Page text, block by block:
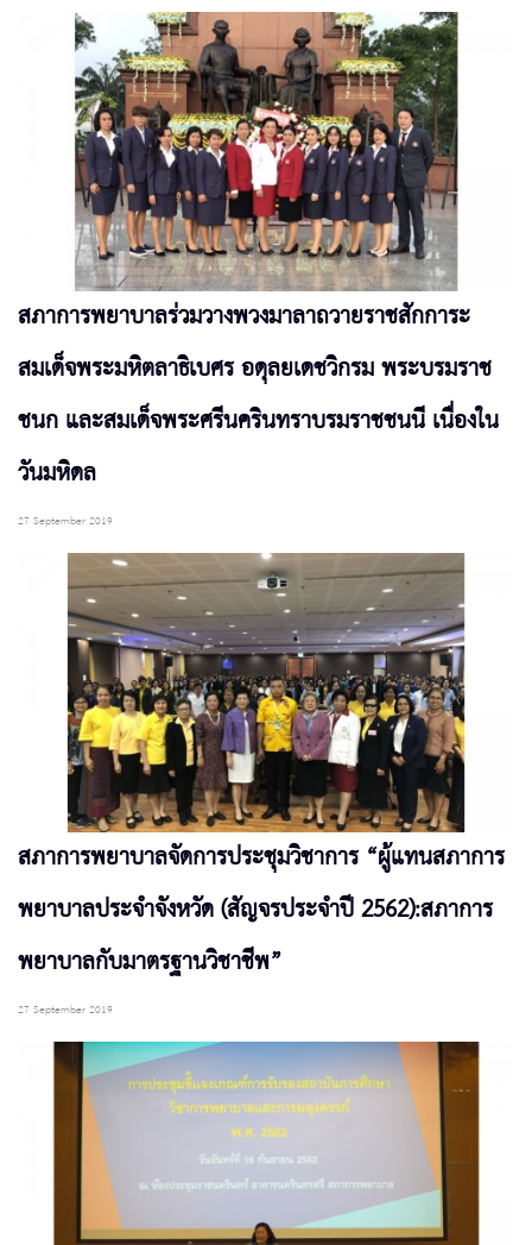
สภาการพยาบาลร่วมวางพวงมาลาถวายราชสักการะ
สมเด็จพระมหิตลาธิเบศร อดุลยเดชวิกรม พระบรมราช
ชนก และสมเด็จพระศรีนครินทราบรมราชชนนี เนื่องใน
วันมหิดล
27 September 2019
สภาการพยาบาลจัดการประชุมวิชาการ “ผู้แทนสภาการ
พยาบาลประจำจังหวัด (สัญจรประจำปี 2562):สภาการ
พยาบาลกับมาตรฐานวิชาชีพ”
27 September 2019